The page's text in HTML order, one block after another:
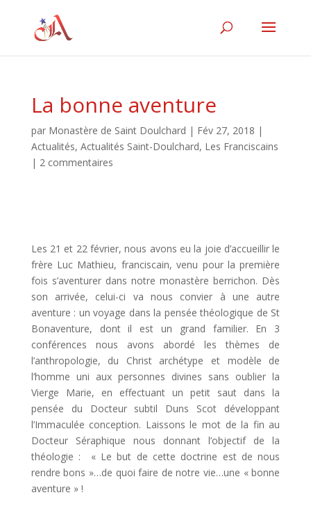
La bonne aventure
par Monastère de Saint Doulchard | Fév 27, 2018 |
Actualités, Actualités Saint-Doulchard, Les Franciscains
| 2 commentaires
Les 21 et 22 février, nous avons eu la joie d’accueillir le
frère Luc Mathieu, franciscain, venu pour la première
fois s’aventurer dans notre monastère berrichon. Dès
son arrivée, celui-ci va nous convier à une autre
aventure : un voyage dans la pensée théologique de St
Bonaventure, dont il est un grand familier. En 3
conférences nous avons abordé les thèmes de
l’anthropologie, du Christ archétype et modèle de
l’homme uni aux personnes divines sans oublier la
Vierge Marie, en effectuant un petit saut dans la
pensée du Docteur subtil Duns Scot développant
l’Immaculée conception. Laissons le mot de la fin au
Docteur Séraphique nous donnant l’objectif de la
théologie : « Le but de cette doctrine est de nous
rendre bons »…de quoi faire de notre vie…une « bonne
aventure » !